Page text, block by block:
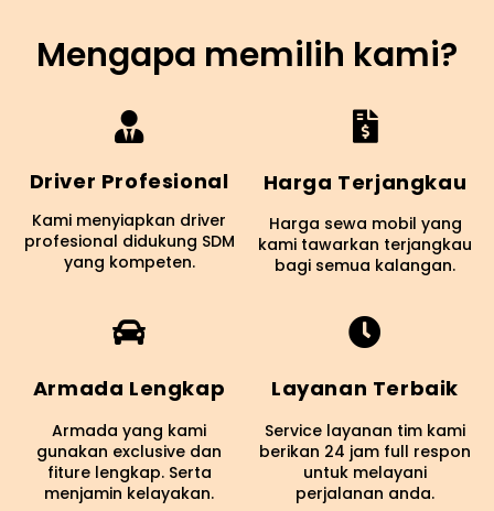
Mengapa memilih kami?
Driver Profesional
Kami menyiapkan driver
profesional didukung SDM
yang kompeten.
Harga Terjangkau
Harga sewa mobil yang
kami tawarkan terjangkau
bagi semua kalangan.
Armada Lengkap
Armada yang kami
gunakan exclusive dan
fiture lengkap. Serta
menjamin kelayakan.
Layanan Terbaik
Service layanan tim kami
berikan 24 jam full respon
untuk melayani
perjalanan anda.